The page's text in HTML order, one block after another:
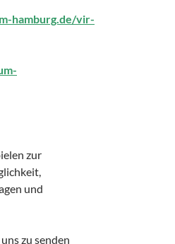
hamburg.de/vir-
zur
und
zu senden